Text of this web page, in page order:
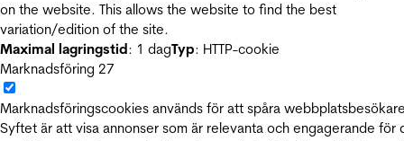
on the website. This allows the website to find the best
variation/edition of the site.
Maximal lagringstid: 1 dagTyp: HTTP-cookie
Marknadsföring 27
Marknadsföringscookies används för att spåra
Syftet är att visa annonser som är relevanta och engagerande för